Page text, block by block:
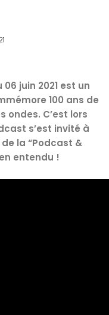
juin 2021 est un
100 ans de
ondes. C’est lors
s’est invité à
la “Podcast &
entendu !